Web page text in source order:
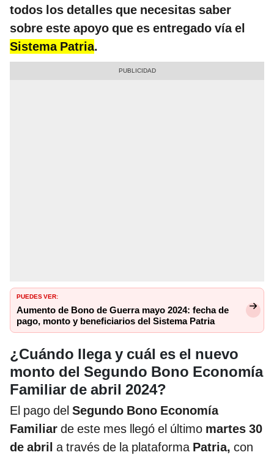
todos los detalles que necesitas saber
sobre este apoyo que es entregado vía el
Sistema Patria.
PUEDES VER:
Aumento de Bono de Guerra mayo 2024: fecha de
pago, monto y beneficiarios del Sistema Patria
¿Cuándo llega y cuál es el nuevo
monto del Segundo Bono Economía
Familiar de abril 2024?
El pago del Segundo Bono Economía
Familiar de este mes llegó el último martes 30
de abril a través de la plataforma Patria, con